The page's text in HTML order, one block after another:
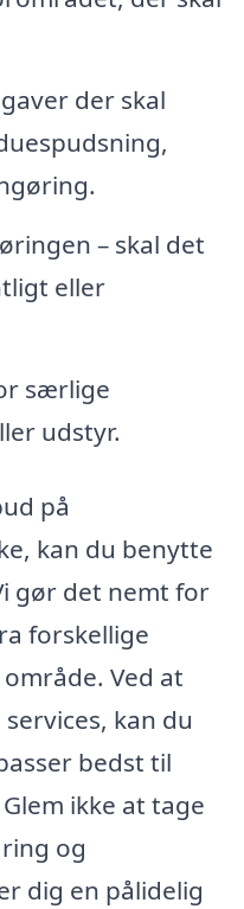
der skal
– skal det
eller
særlige
udstyr.
på
kan du benytte
gør det nemt for
forskellige
Ved at
kan du
bedst til
ikke at tage
og
dig en pålidelig